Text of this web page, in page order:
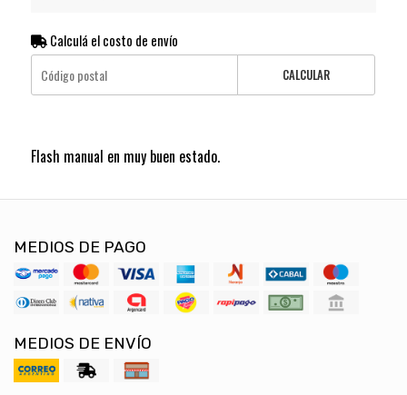
Calculá el costo de envío
CALCULAR
Flash manual en muy buen estado.
MEDIOS DE PAGO
MEDIOS DE ENVÍO